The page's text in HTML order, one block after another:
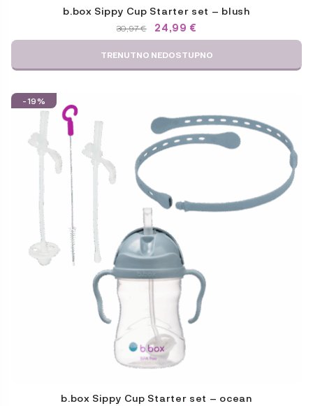
b.box Sippy Cup Starter set – blush
30,97€
IZVORNA
CIJENA
JE:
30,97 €.
24,99 €
CIJENA
24,99 €.
TRENUTNO NEDOSTUPNO
b.box Sippy Cup Starter set – ocean
-19%